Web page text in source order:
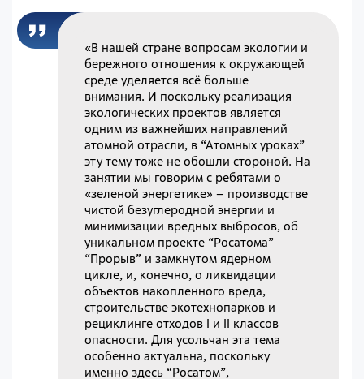
«В нашей стране вопросам экологии и
бережного отношения к окружающей
среде уделяется всё больше
внимания. И поскольку реализация
экологических проектов является
одним из важнейших направлений
атомной отрасли, в “Атомных уроках”
эту тему тоже не обошли стороной. На
занятии мы говорим с ребятами о
«зеленой энергетике» – производстве
чистой безуглеродной энергии и
минимизации вредных выбросов, об
уникальном проекте “Росатома”
“Прорыв” и замкнутом ядерном
цикле, и, конечно, о ликвидации
объектов накопленного вреда,
строительстве экотехнопарков и
рециклинге отходов I и II классов
опасности. Для усольчан эта тема
особенно актуальна, поскольку
именно здесь “Росатом”,